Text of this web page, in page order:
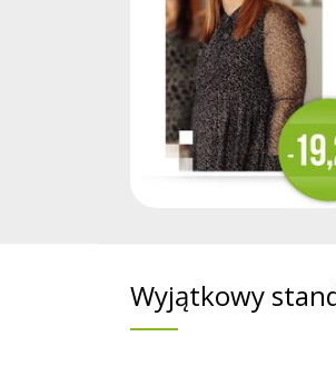
Wyjątkowy